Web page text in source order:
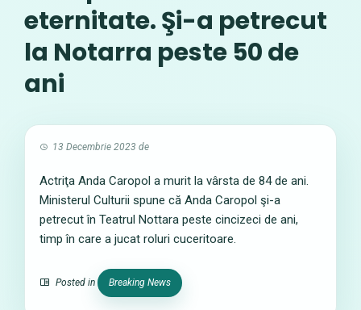
eternitate. Şi-a petrecut
la Notarra peste 50 de
ani
13 Decembrie 2023 de
Actriţa Anda Caropol a murit la vârsta de 84 de ani.
Ministerul Culturii spune că Anda Caropol şi-a
petrecut în Teatrul Nottara peste cincizeci de ani,
timp în care a jucat roluri cuceritoare.
Posted in Breaking News